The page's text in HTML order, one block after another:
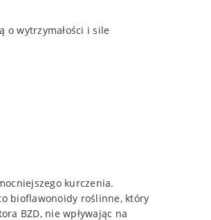
wytrzymałości i sile
kurczenia.
bioflawonoidy roślinne, który
BZD, nie wpływając na